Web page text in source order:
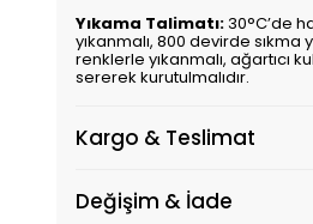
Yıkama Talimatı:30°C’de
yıkanmalı, 800 devirde sıkma
renklerle yıkanmalı, ağartıcı
sererek kurutulmalıdır.
Kargo & Teslimat
Değişim & İade